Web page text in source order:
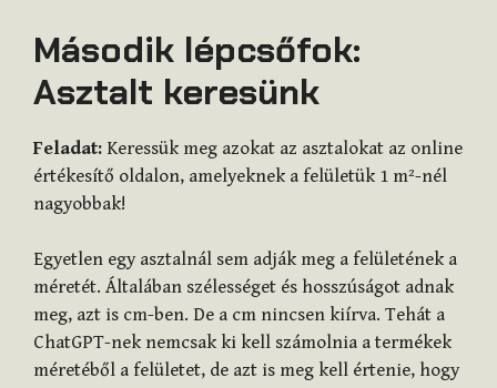
Második lépcsőfok:
Asztalt keresünk
Feladat: Keressük meg azokat az asztalokat az online
értékesítő oldalon, amelyeknek a felületük 1 m²-nél
nagyobbak!
Egyetlen egy asztalnál sem adják meg a felületének a
méretét. Általában szélességet és hosszúságot adnak
meg, azt is cm-ben. De a cm nincsen kiírva. Tehát a
ChatGPT-nek nemcsak ki kell számolnia a termékek
méretéből a felületet, de azt is meg kell értenie, hogy